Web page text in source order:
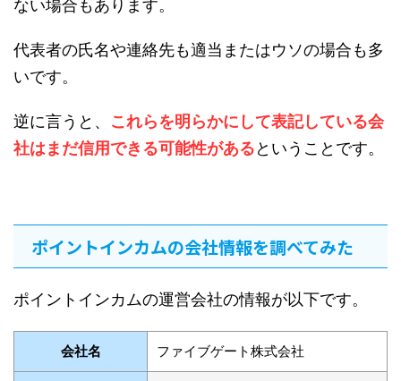
ない場合もあります。
代表者の氏名や連絡先も適当またはウソの場合も多
いです。
逆に言うと、 これらを明らかにして表記している会
社はまだ信用できる可能性があるということです。
ポイントインカムの会社情報を調べてみた
ポイントインカムの運営会社の情報が以下です。
会社名 ファイブゲート株式会社